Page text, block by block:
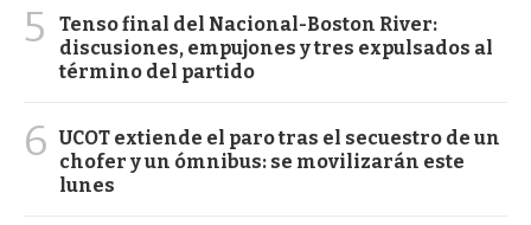
5
Tenso final del Nacional-Boston River:
discusiones, empujones y tres expulsados al
término del partido
6 UCOT extiende el paro tras el secuestro de un
chofer y un ómnibus: se movilizarán este
lunes